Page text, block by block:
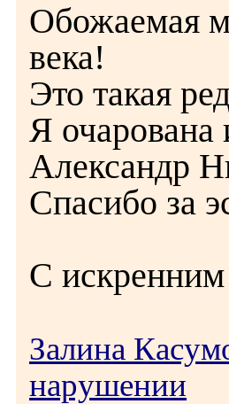
Обожаемая
века!
Это такая
Я
Александр
Спасибо за
С
Залина
нарушении